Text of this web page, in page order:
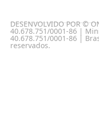
DESENVOLVIDO POR ©
40.678.751/0001-86 |
40.678.751/0001-86 |
reservados.